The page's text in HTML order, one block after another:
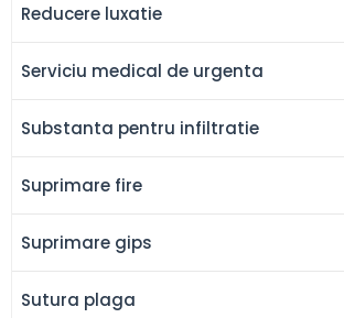
Reducere luxatie
Serviciu medical de urgenta
Substanta pentru infiltratie
Suprimare fire
Suprimare gips
Sutura plaga